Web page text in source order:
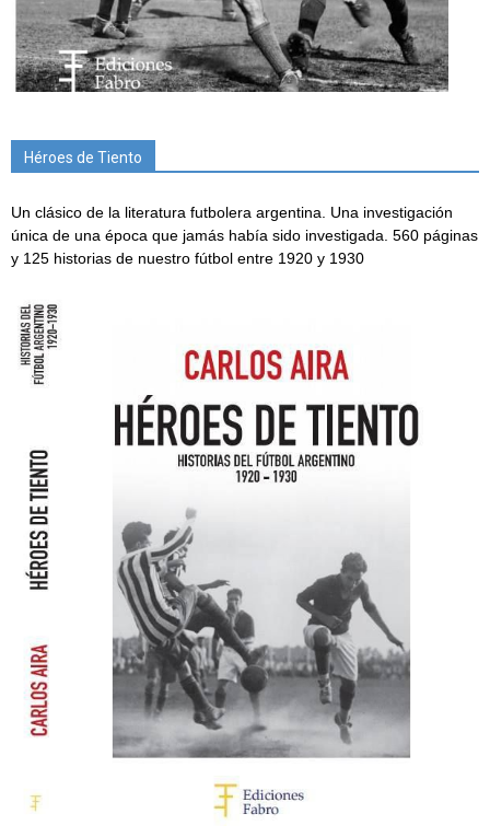
Héroes de Tiento
Un clásico de la literatura futbolera argentina. Una investigación
única de una época que jamás había sido investigada. 560 páginas
y 125 historias de nuestro fútbol entre 1920 y 1930